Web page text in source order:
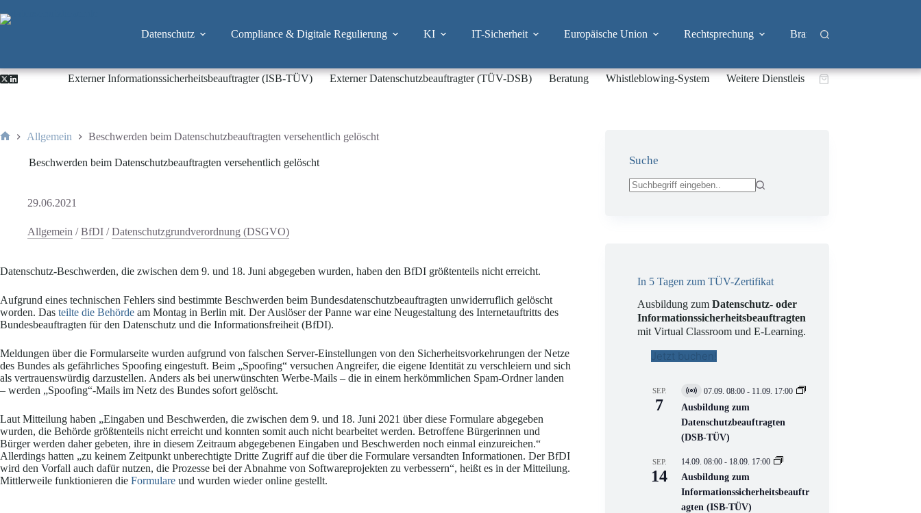
Inhalt
Datenschutz Compliance & Digitale Regulierung KI IT-Sicherheit Europäische Union Rechtsprechung Branchen
Externer Informationssicherheitsbeauftragter (ISB-TÜV) Externer Datenschutzbeauftragter (TÜV-DSB) Beratung Whistleblowing-System Weitere DienstleistungenWarenkorb
Allgemein Beschwerden beim Datenschutzbeauftragten versehentlich gelöscht
Beschwerden beim Datenschutzbeauftragten versehentlich gelöscht
29.06.2021
Allgemein /BfDI /Datenschutzgrundverordnung (DSGVO)
Datenschutz-Beschwerden, die zwischen dem 9. und 18. Juni abgegeben wurden, haben den BfDI größtenteils nicht erreicht.
Aufgrund eines technischen Fehlers sind bestimmte Beschwerden beim Bundesdatenschutzbeauftragten unwiderruflich gelöscht
worden. Das teilte die Behörde am Montag in Berlin mit. Der Auslöser der Panne war eine Neugestaltung des Internetauftritts des
Bundesbeauftragten für den Datenschutz und die Informationsfreiheit (BfDI).
Meldungen über die Formularseite wurden aufgrund von falschen Server-Einstellungen von den Sicherheitsvorkehrungen der Netze
des Bundes als gefährliches Spoofing eingestuft. Beim „Spoofing“ versuchen Angreifer, die eigene Identität zu verschleiern und sich
als vertrauenswürdig darzustellen. Anders als bei unerwünschten Werbe-Mails – die in einem herkömmlichen Spam-Ordner landen
– werden „Spoofing“-Mails im Netz des Bundes sofort gelöscht.
Laut Mitteilung haben „Eingaben und Beschwerden, die zwischen dem 9. und 18. Juni 2021 über diese Formulare abgegeben
wurden, die Behörde größtenteils nicht erreicht und konnten somit auch nicht bearbeitet werden. Betroffene Bürgerinnen und
Bürger werden daher gebeten, ihre in diesem Zeitraum abgegebenen Eingaben und Beschwerden noch einmal einzureichen.“
Allerdings hatten „zu keinem Zeitpunkt unberechtigte Dritte Zugriff auf die über die Formulare versandten Informationen. Der BfDI
wird den Vorfall auch dafür nutzen, die Prozesse bei der Abnahme von Softwareprojekten zu verbessern“, heißt es in der Mitteilung.
Mittlerweile funktionieren die Formulare und wurden wieder online gestellt.
Suche
In 5 Tagen zum TÜV-Zertifikat
Ausbildung zumDatenschutz- oder
Informationssicherheitsbeauftragten
mit Virtual Classroom und E-Learning.
Jetzt buchen!
SEP.
7
V
i
t
u
l
V
e
r
07.09. 08:00 - 11.09. 17:00
Ausbildung zum
Datenschutzbeauftragten
(DSB-TÜV)
SEP.
14
14.09. 08:00 - 18.09. 17:00
Ausbildung zum
Informationssicherheitsbeauftr
agten (ISB-TÜV)